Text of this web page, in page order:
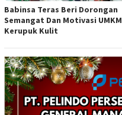
Babinsa Teras Beri Dorongan
Semangat Dan Motivasi UMKM
Kerupuk Kulit